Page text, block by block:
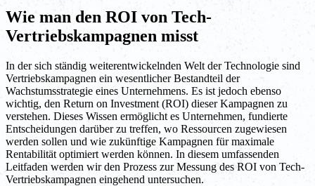
Wie man den ROI von Tech-
Vertriebskampagnen misst
In der sich ständig weiterentwickelnden Welt der Technologie sind
Vertriebskampagnen ein wesentlicher Bestandteil der
Wachstumsstrategie eines Unternehmens. Es ist jedoch ebenso
wichtig, den Return on Investment (ROI) dieser Kampagnen zu
verstehen. Dieses Wissen ermöglicht es Unternehmen, fundierte
Entscheidungen darüber zu treffen, wo Ressourcen zugewiesen
werden sollen und wie zukünftige Kampagnen für maximale
Rentabilität optimiert werden können. In diesem umfassenden
Leitfaden werden wir den Prozess zur Messung des ROI von Tech-
Vertriebskampagnen eingehend untersuchen.